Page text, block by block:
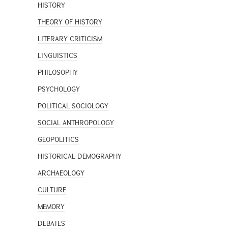
HISTORY
THEORY OF HISTORY
LITERARY CRITICISM
LINGUISTICS
PHILOSOPHY
PSYCHOLOGY
POLITICAL SOCIOLOGY
SOCIAL ANTHROPOLOGY
GEOPOLITICS
HISTORICAL DEMOGRAPHY
ARCHAEOLOGY
CULTURE
MEMORY
DEBATES